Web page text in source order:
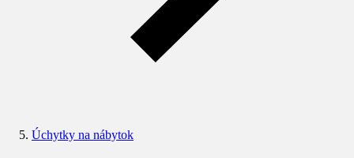
Úchytky na nábytok